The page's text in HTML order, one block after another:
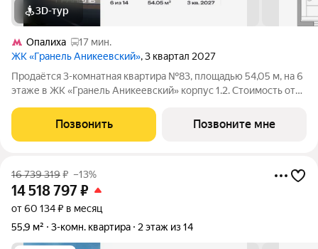
3D-тур
Опалиха
17 мин.
ЖК «Гранель Аникеевский», 3 квартал 2027
Продаётся 3-комнатная квартира №83, площадью 54,05 м, на 6
этаже в ЖК «Гранель Аникеевский» корпус 1.2. Стоимость от
односторонняя, окна во двор. Проект расположился в
экологически чистом районе
Позвонить Позвоните мне
16 739 319₽ –13%
14 518 797₽
от 60 134 ₽ в месяц
55,9 м²
3-комн. квартира 2 этаж из 14